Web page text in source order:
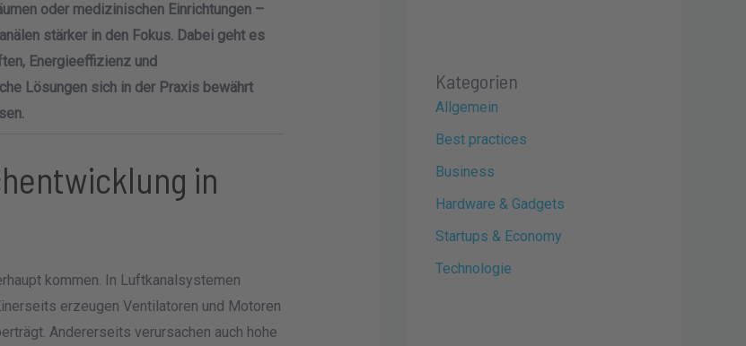
oder medizinischen Einrichtungen –
stärker in den Fokus. Dabei geht es
Energieeffizienz und
Lösungen sich in der Praxis bewährt
in
kommen. In Luftkanalsystemen
erzeugen Ventilatoren und Motoren
Andererseits verursachen auch hohe
Kategorien
Allgemein
Best practices
Business
Hardware & Gadgets
Startups & Economy
Technologie